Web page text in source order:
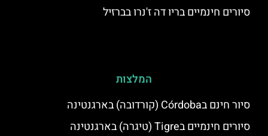
סיורים חינמיים בריו דה ז'נרו בברזיל
המלצות
סיור חינם בCórdoba (קורדובה) בארגנטינה
סיורים חינמיים בTigre (טיגרה) בארגנטינה